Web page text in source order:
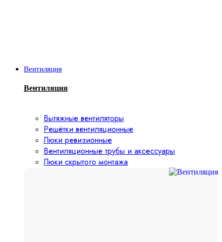
Вентиляция
Вентиляция
Вытяжные вентиляторы
Решётки вентиляционные
Люки ревизионные
Вентиляционные трубы и аксессуары
Люки скрытого монтажа